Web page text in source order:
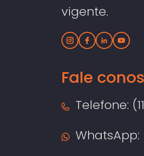
vigente.
Fale
Telefone:
WhatsApp: